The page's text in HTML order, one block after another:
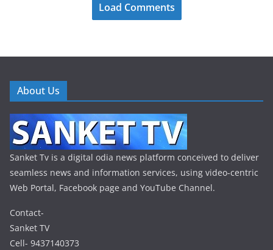
Load Comments
About Us
Sanket Tv is a digital odia news platform conceived to deliver
seamless news and information services, using video-centric
Web Portal, Facebook page and YouTube Channel.
Contact-
Sanket TV
Cell- 9437140373